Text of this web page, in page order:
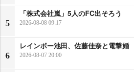
5
「株式会社嵐」5人のFC出そろう
2026-08-08 09:17
6
レインボー池田、佐藤佳奈と電撃婚
2026-08-07 20:00